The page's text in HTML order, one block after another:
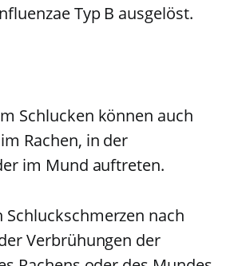
Typ B ausgelöst.
Schlucken können auch
Rachen, in der
im Mund auftreten.
nach
Verbrühungen der